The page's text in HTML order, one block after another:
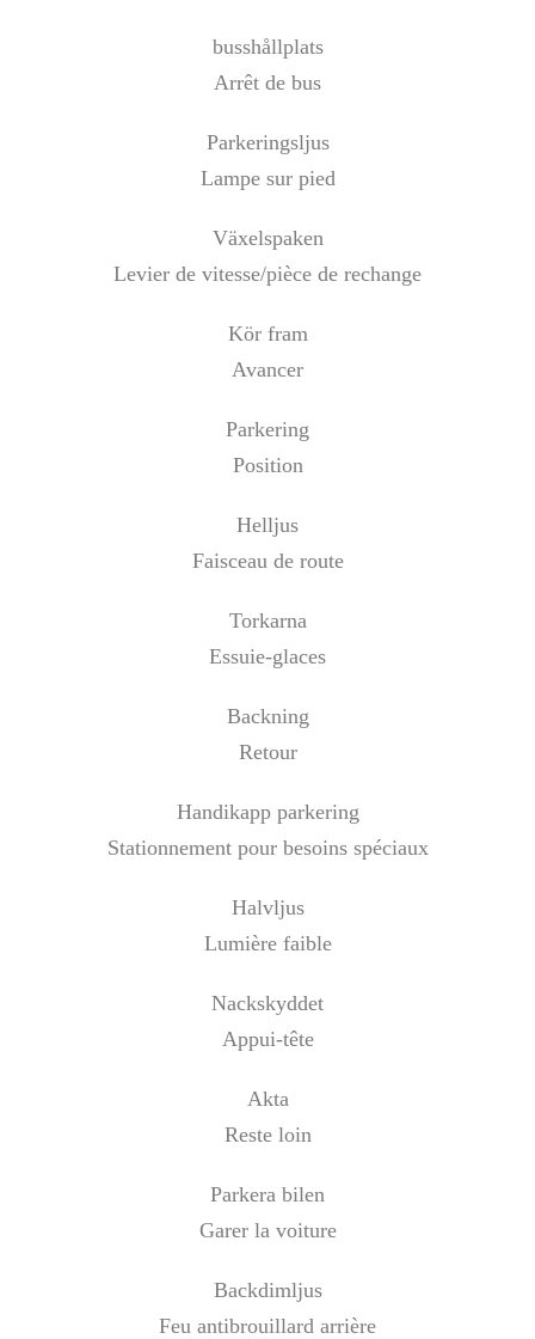
busshållplats
Arrêt de bus
Parkeringsljus
Lampe sur pied
Växelspaken
Levier de vitesse/pièce de rechange
Kör fram
Avancer
Parkering
Position
Helljus
Faisceau de route
Torkarna
Essuie-glaces
Backning
Retour
Handikapp parkering
Stationnement pour besoins spéciaux
Halvljus
Lumière faible
Nackskyddet
Appui-tête
Akta
Reste loin
Parkera bilen
Garer la voiture
Backdimljus
Feu antibrouillard arrière